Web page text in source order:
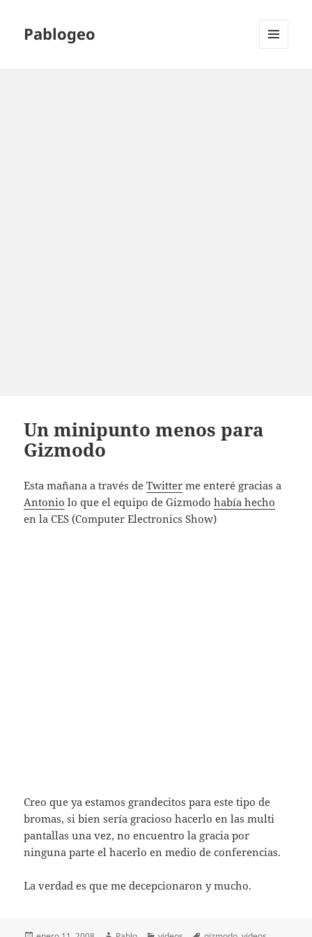
Pablogeo
Un minipunto menos para
Gizmodo
Esta mañana a través deTwitter me enteré gracias a
Antonio lo que el equipo de Gizmodohabía hecho
en la CES (Computer Electronics Show)
Creo que ya estamos grandecitos para este tipo de
bromas, si bien sería gracioso hacerlo en las multi
pantallas una vez, no encuentro la gracia por
ninguna parte el hacerlo en medio de conferencias.
La verdad es que me decepcionaron y mucho.